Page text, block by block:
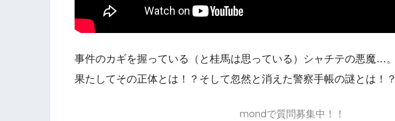
事件のカギを握っている（と桂馬は思っている）シャチテの悪魔…。
果たしてその正体とは！？そして忽然と消えた警察手帳の謎とは！？
mondで質問募集中！！